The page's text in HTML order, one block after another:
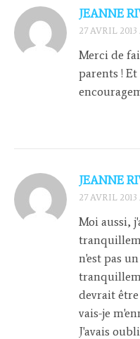
JEANNE
27 AVRIL
Merci de
parents !
JEANNE
27 AVRIL
Moi aussi,
n'est pas
devrait
vais-je
J'avais